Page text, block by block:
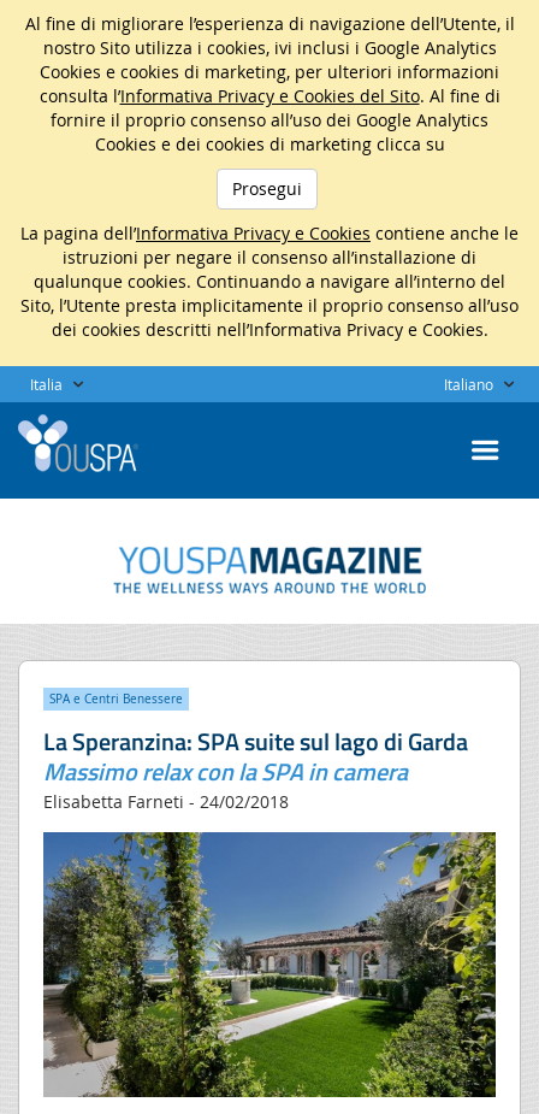
Al fine di migliorare l’esperienza di navigazione dell’Utente, il
nostro Sito utilizza i cookies, ivi inclusi i Google Analytics
Cookies e cookies di marketing, per ulteriori informazioni
consulta l’Informativa Privacy e Cookies del Sito. Al fine di
fornire il proprio consenso all’uso dei Google Analytics
Cookies e dei cookies di marketing clicca su
Prosegui
La pagina dell’Informativa Privacy e Cookies contiene anche le
istruzioni per negare il consenso all’installazione di
qualunque cookies. Continuando a navigare all’interno del
Sito, l’Utente presta implicitamente il proprio consenso all’uso
dei cookies descritti nell’Informativa Privacy e Cookies.
Italia Italiano
SPA e Centri Benessere
La Speranzina: SPA suite sul lago di Garda
Massimo relax con la SPA in camera
Elisabetta Farneti - 24/02/2018